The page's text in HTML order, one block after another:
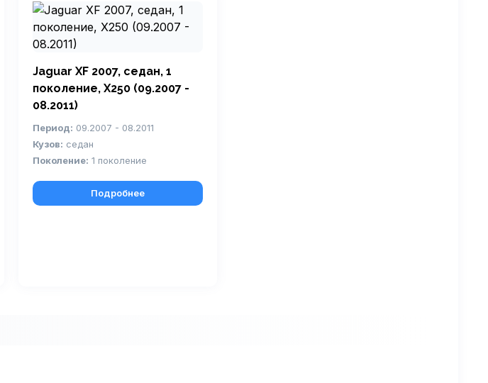
Jaguar XF 2007, седан, 1
поколение, X250 (09.2007 -
08.2011)
Период: 09.2007 - 08.2011
Кузов: седан
Поколение: 1 поколение
Подробнее